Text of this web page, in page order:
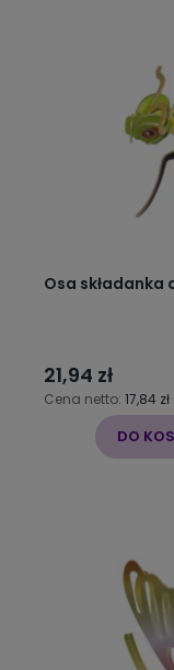
Osa składanka
21,94 zł
Cena netto: 17,84 zł
DO